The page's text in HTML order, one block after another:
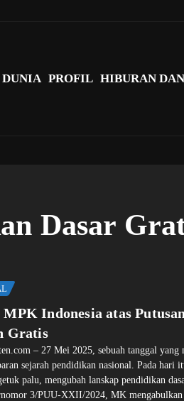
DUNIA PROFIL HIBURAN
Dasar
MPK Indonesia atas
Gratis
– 27 Mei 2025, sebuah tanggal yang
sejarah pendidikan nasional. Pada hari
palu, mengubah lanskap pendidikan
3/PUU-XXII/2024, MK mengabulkan